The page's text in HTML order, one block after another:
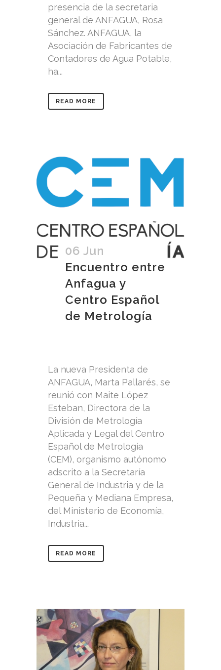
presencia de la secretaria
general de ANFAGUA, Rosa
Sánchez. ANFAGUA, la
Asociación de Fabricantes de
Contadores de Agua Potable,
ha...
READ MORE
06 Jun
Encuentro entre
Anfagua y
Centro Español
de Metrología
La nueva Presidenta de
ANFAGUA, Marta Pallarés, se
reunió con Maite López
Esteban, Directora de la
División de Metrología
Aplicada y Legal del Centro
Español de Metrología
(CEM), organismo autónomo
adscrito a la Secretaría
General de Industria y de la
Pequeña y Mediana Empresa,
del Ministerio de Economía,
Industria...
READ MORE